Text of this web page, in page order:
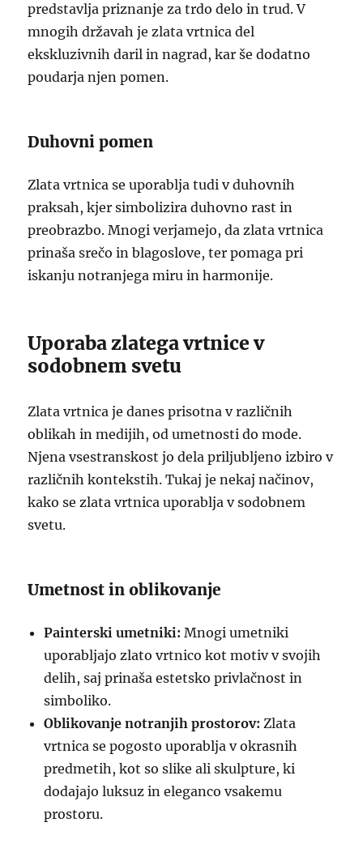
predstavlja priznanje za trdo delo in trud. V
mnogih državah je zlata vrtnica del
ekskluzivnih daril in nagrad, kar še dodatno
poudarja njen pomen.
Duhovni pomen
Zlata vrtnica se uporablja tudi v duhovnih
praksah, kjer simbolizira duhovno rast in
preobrazbo. Mnogi verjamejo, da zlata vrtnica
prinaša srečo in blagoslove, ter pomaga pri
iskanju notranjega miru in harmonije.
Uporaba zlatega vrtnice v
sodobnem svetu
Zlata vrtnica je danes prisotna v različnih
oblikah in medijih, od umetnosti do mode.
Njena vsestranskost jo dela priljubljeno izbiro v
različnih kontekstih. Tukaj je nekaj načinov,
kako se zlata vrtnica uporablja v sodobnem
svetu.
Umetnost in oblikovanje
Painterski umetniki: Mnogi umetniki
uporabljajo zlato vrtnico kot motiv v svojih
delih, saj prinaša estetsko privlačnost in
simboliko.
Oblikovanje notranjih prostorov: Zlata
vrtnica se pogosto uporablja v okrasnih
predmetih, kot so slike ali skulpture, ki
dodajajo luksuz in eleganco vsakemu
prostoru.